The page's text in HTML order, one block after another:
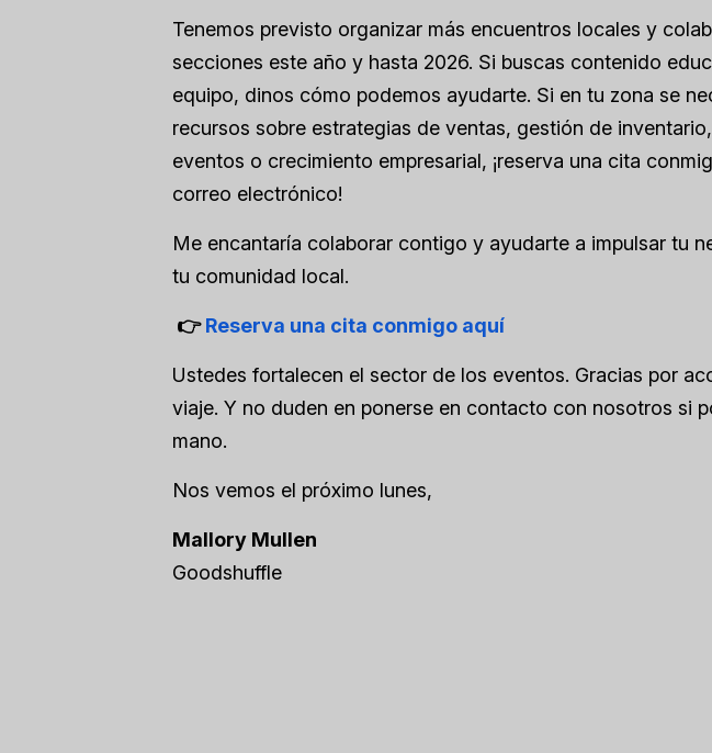
Tenemos previsto organizar más encuentros locales y
secciones este año y hasta 2026. Si buscas contenido
equipo, dinos cómo podemos ayudarte. Si en tu zona se
recursos sobre estrategias de ventas, gestión de
eventos o crecimiento empresarial, ¡reserva una cita
correo electrónico!
Me encantaría colaborar contigo y ayudarte a impulsar tu
tu comunidad local.
👉Reserva una cita conmigo aquí
Ustedes fortalecen el sector de los eventos. Gracias por
viaje. Y no duden en ponerse en contacto con nosotros si
mano.
Nos vemos el próximo lunes,
Mallory Mullen
Goodshuffle